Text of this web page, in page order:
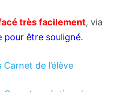
très facilement, via
pour être souligné.
de l’élève